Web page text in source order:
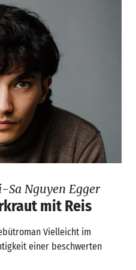
Nguyen Egger
mit Reis
Vielleicht im
einer beschwerten